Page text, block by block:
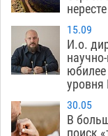
15.09
И.о.
юбилее
уровня
30.05
В
поиск